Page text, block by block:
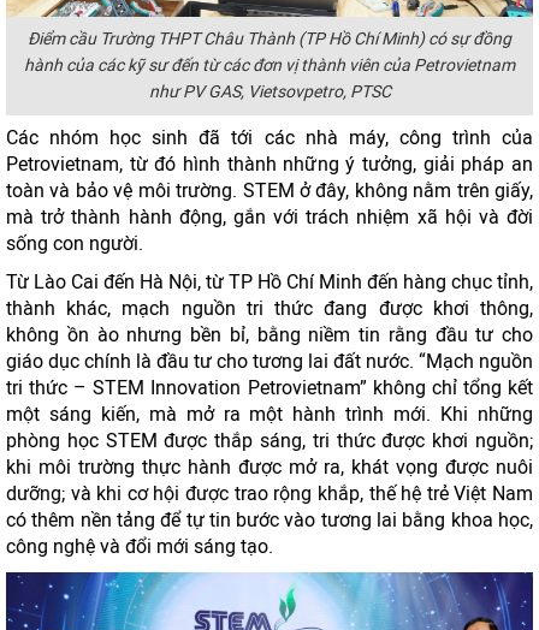
Điểm cầu Trường THPT Châu Thành (TP Hồ Chí Minh) có sự đồng
hành của các kỹ sư đến từ các đơn vị thành viên của Petrovietnam
như PV GAS, Vietsovpetro, PTSC
Các nhóm học sinh đã tới các nhà máy, công trình của
Petrovietnam, từ đó hình thành những ý tưởng, giải pháp an
toàn và bảo vệ môi trường. STEM ở đây, không nằm trên giấy,
mà trở thành hành động, gắn với trách nhiệm xã hội và đời
sống con người.
Từ Lào Cai đến Hà Nội, từ TP Hồ Chí Minh đến hàng chục tỉnh,
thành khác, mạch nguồn tri thức đang được khơi thông,
không ồn ào nhưng bền bỉ, bằng niềm tin rằng đầu tư cho
giáo dục chính là đầu tư cho tương lai đất nước. “Mạch nguồn
tri thức – STEM Innovation Petrovietnam” không chỉ tổng kết
một sáng kiến, mà mở ra một hành trình mới. Khi những
phòng học STEM được thắp sáng, tri thức được khơi nguồn;
khi môi trường thực hành được mở ra, khát vọng được nuôi
dưỡng; và khi cơ hội được trao rộng khắp, thế hệ trẻ Việt Nam
có thêm nền tảng để tự tin bước vào tương lai bằng khoa học,
công nghệ và đổi mới sáng tạo.